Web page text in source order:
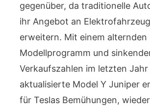
gegenüber, da traditionelle
ihr Angebot an
erweitern. Mit einem alternden
Modellprogramm und
Verkaufszahlen im letzten
aktualisierte Model Y Juniper
für Teslas Bemühungen,